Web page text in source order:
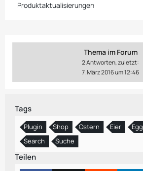
Produktaktualisierungen
Thema im Forum
2 Antworten, zuletzt:
7. März 2016 um 12:46
Tags
Plugin Shop Ostern Eier Egg
Search
Suche
Teilen